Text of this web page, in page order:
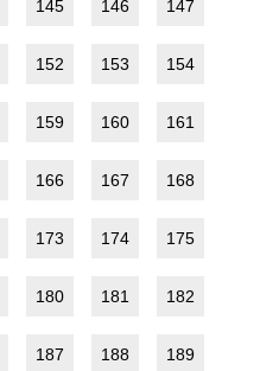
145 146 147
152 153 154
159 160 161
166 167 168
173 174 175
180 181 182
187 188 189